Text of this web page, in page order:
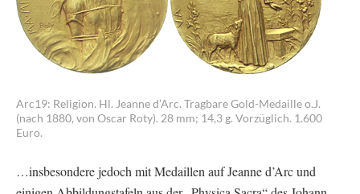
Arc19: Religion. Hl. Jeanne d’Arc. Tragbare Gold-Medaille o.J.
(nach 1880, von Oscar Roty). 28 mm; 14,3 g. Vorzüglich. 1.600
Euro.
…insbesondere jedoch mit Medaillen auf Jeanne d’Arc und